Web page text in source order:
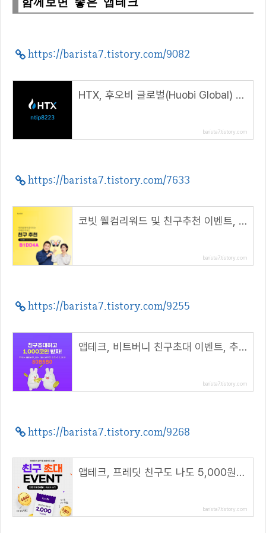
https://barista7.tistory.com/9082
HTX, 후오비 글로벌(Huobi Global) 가입 및 KYC 인증 방법( 추천코드 : ntip8223 )
barista7.tistory.com
https://barista7.tistory.com/7633
코빗 웰컴리워드 및 친구추천 이벤트, 리워드 5000원!( 추천 코드 : B1DD4A )
barista7.tistory.com
https://barista7.tistory.com/9255
앱테크, 비트버니 친구초대 이벤트, 추천코드 입력하면 500코인( 추천코드 : 80B5B0 )
barista7.tistory.com
https://barista7.tistory.com/9268
앱테크, 프레딧 친구도 나도 5,000원 적립!( 추천코드 : winhunt )
barista7.tistory.com